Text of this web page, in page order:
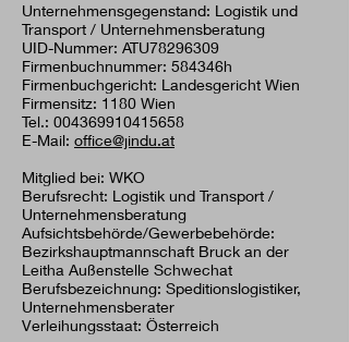
Unternehmensgegenstand: Logistik und
Transport / Unternehmensberatung
UID-Nummer: ATU78296309
Firmenbuchnummer: 584346h
Firmenbuchgericht: Landesgericht Wien
Firmensitz: 1180 Wien
Tel.: 004369910415658
E-Mail: office@jindu.at
Mitglied bei: WKO
Berufsrecht: Logistik und Transport /
Unternehmensberatung
Aufsichtsbehörde/Gewerbebehörde:
Bezirkshauptmannschaft Bruck an der
Leitha Außenstelle Schwechat
Berufsbezeichnung: Speditionslogistiker,
Unternehmensberater
Verleihungsstaat: Österreich